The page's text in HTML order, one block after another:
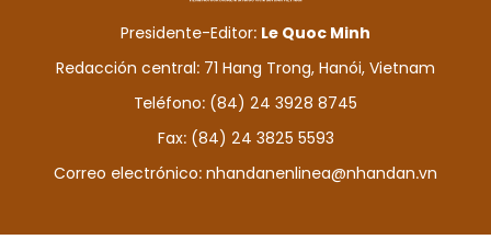
Presidente-Editor: Le Quoc Minh
Redacción central: 71 Hang Trong, Hanói, Vietnam
Teléfono: (84) 24 3928 8745
Fax: (84) 24 3825 5593
Correo electrónico: nhandanenlinea@nhandan.vn